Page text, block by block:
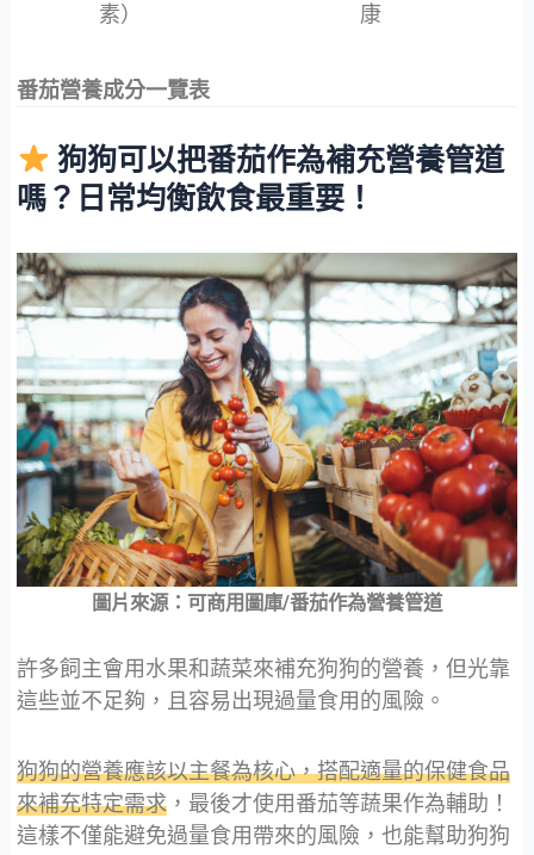
素）
康
番茄營養成分一覽表
狗狗可以把番茄作為補充營養管道
嗎？日常均衡飲食最重要！
圖片來源：可商用圖庫/番茄作為營養管道
許多飼主會用水果和蔬菜來補充狗狗的營養，但光靠
這些並不足夠，且容易出現過量食用的風險。
狗狗的營養應該以主餐為核心，搭配適量的保健食品
來補充特定需求，最後才使用番茄等蔬果作為輔助！
這樣不僅能避免過量食用帶來的風險，也能幫助狗狗